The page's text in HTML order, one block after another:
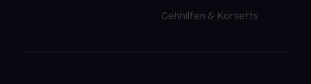
Gehhilfen & Korsetts